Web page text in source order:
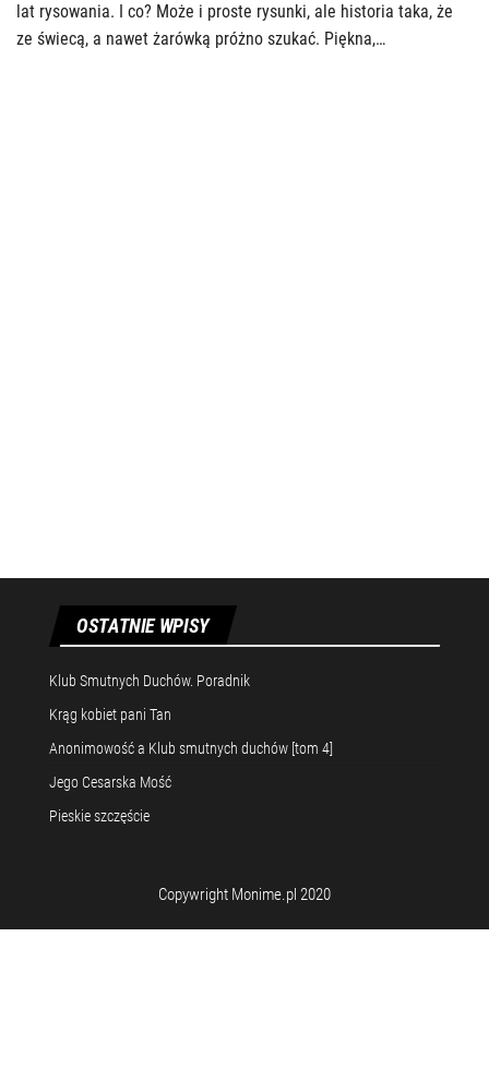
lat rysowania. I co? Może i proste rysunki, ale historia taka, że
ze świecą, a nawet żarówką próżno szukać. Piękna,…
OSTATNIE WPISY
Klub Smutnych Duchów. Poradnik
Krąg kobiet pani Tan
Anonimowość a Klub smutnych duchów [tom 4]
Jego Cesarska Mość
Pieskie szczęście
Copywright Monime.pl 2020